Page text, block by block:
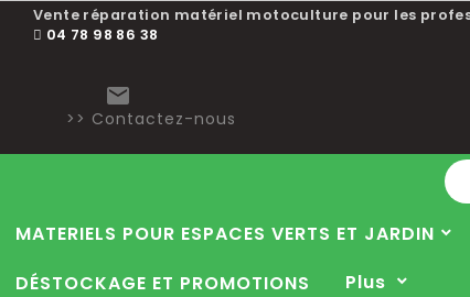
Vente réparation matériel motoculture pour les
04 78 98 86 38

>> Contactez-nous
MATERIELS POUR ESPACES VERTS ET JARDIN
DÉSTOCKAGE ET PROMOTIONS
Plus